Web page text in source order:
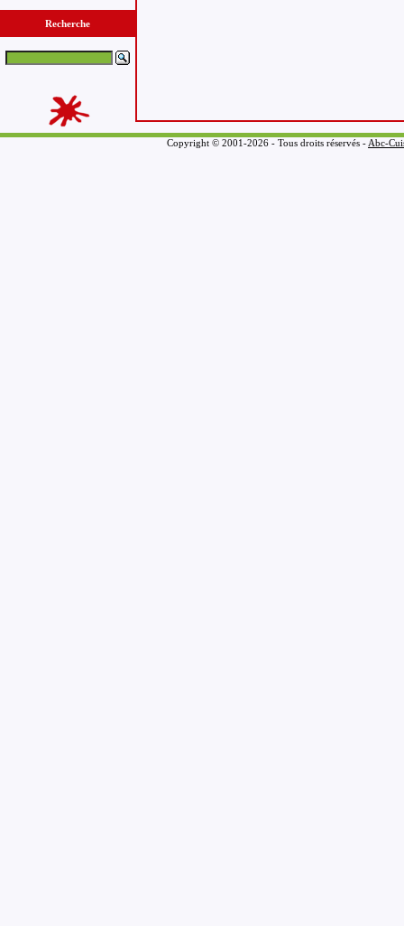
Recherche
Copyright © 2001-2026 - Tous droits réservés - Abc-